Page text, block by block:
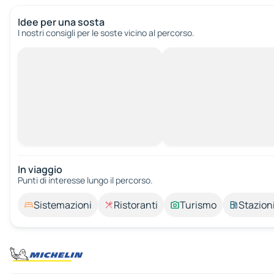
Idee per una sosta
I nostri consigli per le soste vicino al percorso.
In viaggio
Punti di interesse lungo il percorso.
Sistemazioni Ristoranti Turismo